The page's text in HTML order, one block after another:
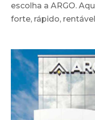
escolha a ARGO.
forte, rápido,